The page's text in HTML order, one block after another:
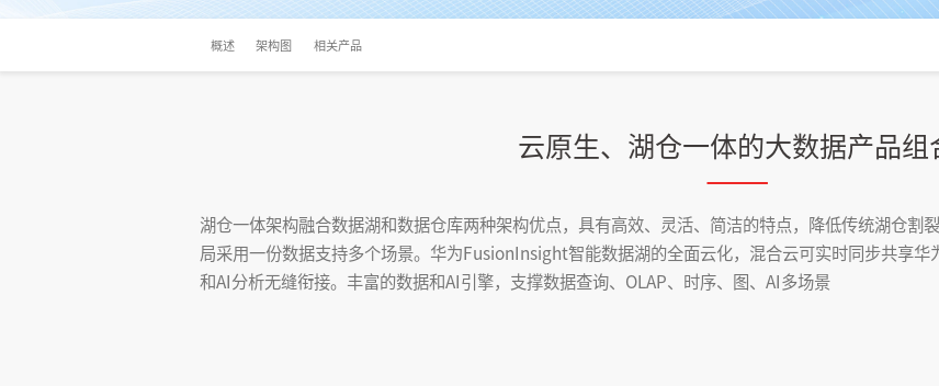
概述 架构图 相关产品
云原生、湖仓一体的大数据产品组
湖仓一体架构融合数据湖和数据仓库两种架构优点，具有高效、灵活、简洁的特点，降低传统湖仓割
局采用一份数据支持多个场景。华为FusionInsight智能数据湖的全面云化，混合云可实时同步共享
和AI分析无缝衔接。丰富的数据和AI引擎，支撑数据查询、OLAP、时序、图、AI多场景